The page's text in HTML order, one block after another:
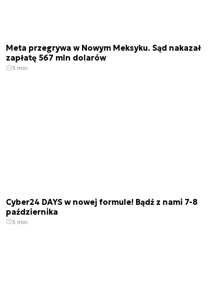
Meta przegrywa w Nowym Meksyku. Sąd nakazał
zapłatę 567 mln dolarów
3 min.
Cyber24 DAYS w nowej formule! Bądź z nami 7-8
października
3 min.